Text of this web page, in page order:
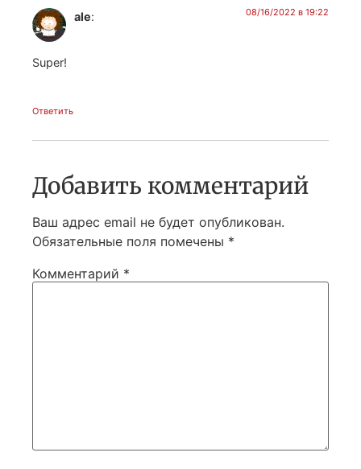
ale: 08/16/2022 в 19:22
Super!
Ответить
Добавить комментарий
Ваш адрес email не будет опубликован.
Обязательные поля помечены *
Комментарий *